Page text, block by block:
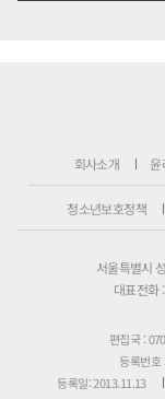
회사소개 윤
청소년보호정책
서울특별시
대표전화
편집국 :
등록번호
등록일: 2013.11.13